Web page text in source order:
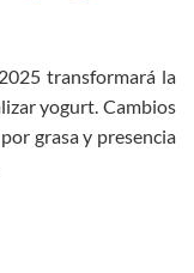
transformará la
yogurt. Cambios
grasa y presencia